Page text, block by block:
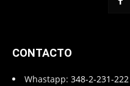
CONTACTO
Whastapp: 348-2-231-222